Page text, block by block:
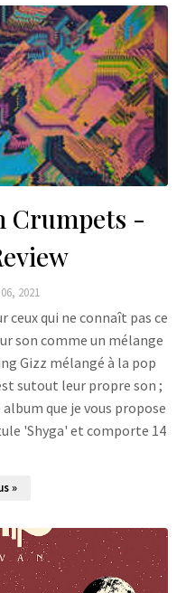
Crumpets -
2021
ceux qui ne connaît pas ce
son comme un mélange
Gizz mélangé à la pop
sutout leur propre son ;
que je vous propose
'Shyga' et comporte 14
»